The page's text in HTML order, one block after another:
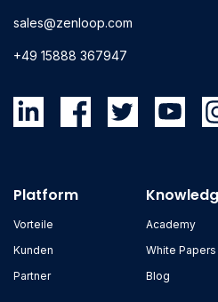
sales@zenloop.com
+49 15888 367947
Platform
Vorteile
Kunden
Partner
Academy
White Papers
Blog